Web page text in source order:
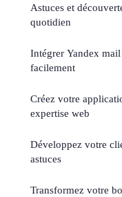
Astuces et
quotidien
Intégrer Yandex
facilement
Créez votre
expertise web
Développez votre
astuces
Transformez votre